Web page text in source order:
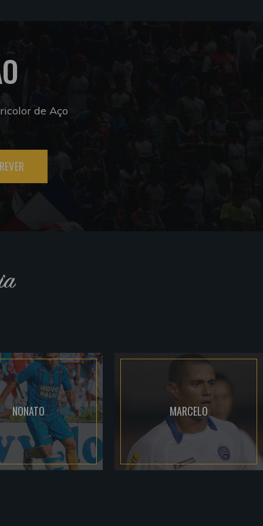
de Aço
NONATO MARCELO